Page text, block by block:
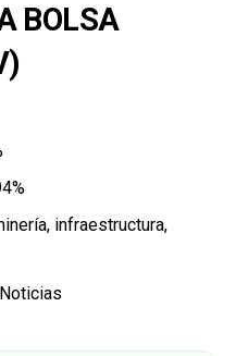
BOLSA
infraestructura,